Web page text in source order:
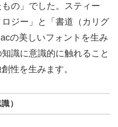
の」でした。スティー
ジー」と「書道（カリグ
の美しいフォントを生み
識に意識的に触れること
性を生みます。
）